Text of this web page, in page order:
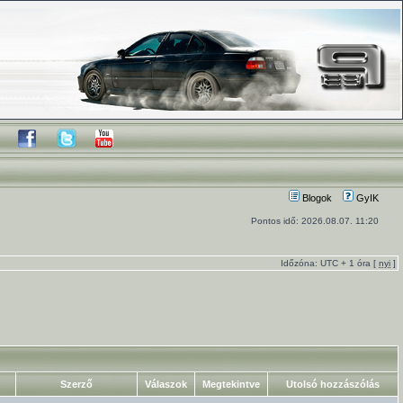
Blogok GyIK
Pontos idő: 2026.08.07. 11:20
Időzóna: UTC + 1 óra [ nyi ]
Szerző Válaszok Megtekintve Utolsó hozzászólás